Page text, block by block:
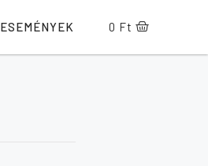
ESEMÉNYEK 0 Ft